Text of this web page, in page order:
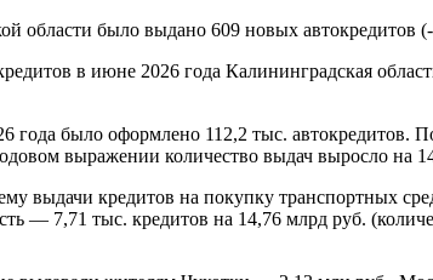
области было выдано 609 новых
в июне 2026 года Калининградская
года было оформлено 112,2 тыс. автокредитов.
выражении количество выдач выросло на
выдачи кредитов на покупку транспортных
— 7,71 тыс. кредитов на 14,76 млрд руб.